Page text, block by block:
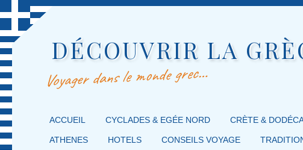
DÉCOUVRIR LA
Voyager dans le monde grec…
MENU PRINCIPAL
MASQUER LA NAVIGATION PRINCIPALE
MASQUER LA NAVIGATION SECONDAIRE
ACCUEIL CYCLADES & EGÉE NORD CRÈTE &
ATHENES HOTELS CONSEILS VOYAGE